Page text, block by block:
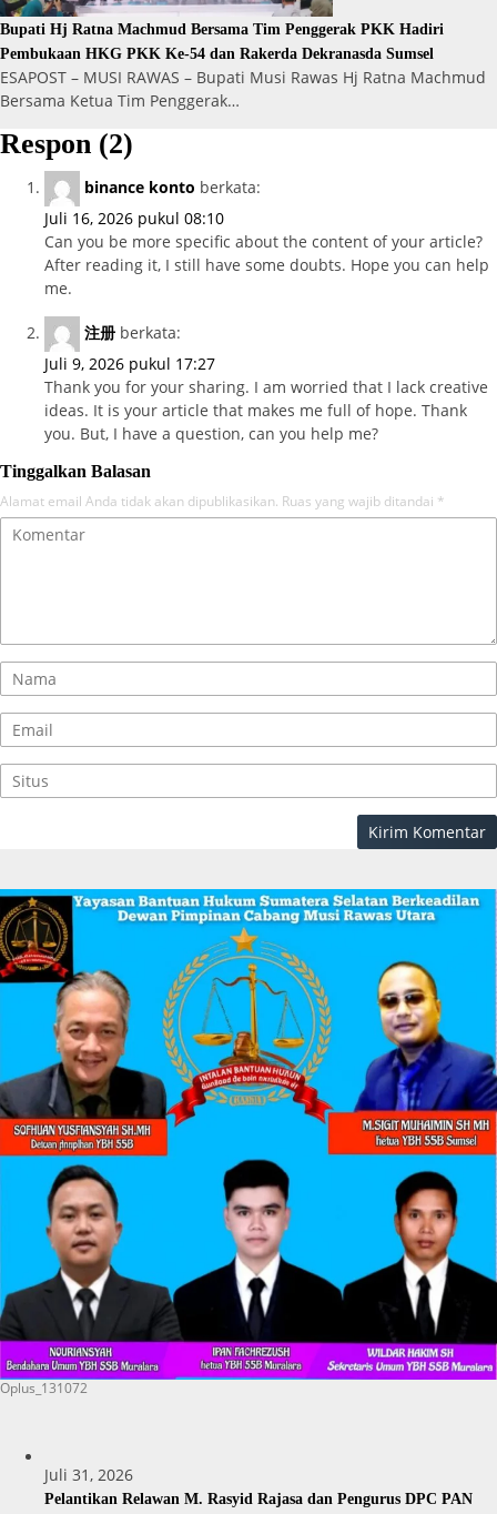
Bupati Hj Ratna Machmud Bersama Tim Penggerak PKK Hadiri
Pembukaan HKG PKK Ke-54 dan Rakerda Dekranasda Sumsel
ESAPOST – MUSI RAWAS – Bupati Musi Rawas Hj Ratna Machmud
Bersama Ketua Tim Penggerak…
Respon (2)
binance konto berkata:
Juli 16, 2026 pukul 08:10
Can you be more specific about the content of your article?
After reading it, I still have some doubts. Hope you can help
me.
注册 berkata:
Juli 9, 2026 pukul 17:27
Thank you for your sharing. I am worried that I lack creative
ideas. It is your article that makes me full of hope. Thank
you. But, I have a question, can you help me?
Tinggalkan Balasan
Alamat email Anda tidak akan dipublikasikan. Ruas yang wajib ditandai *
Oplus_131072
Juli 31, 2026
Pelantikan Relawan M. Rasyid Rajasa dan Pengurus DPC PAN